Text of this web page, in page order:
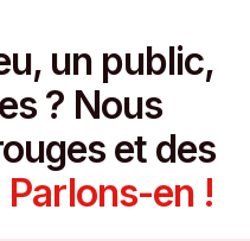
un public,
? Nous
et des
Parlons-en !